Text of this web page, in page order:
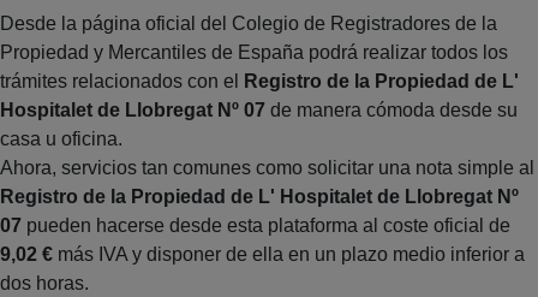
Desde la página oficial del Colegio de Registradores de la
Propiedad y Mercantiles de España podrá realizar todos los
trámites relacionados con el
Registro de la Propiedad de L'
Hospitalet de Llobregat Nº 07 de manera cómoda desde su
casa u oficina.
Ahora, servicios tan comunes como solicitar una nota simple al
Registro de la Propiedad de L' Hospitalet de Llobregat Nº
07 pueden hacerse desde esta plataforma al coste oficial de
9,02 € más IVA y disponer de ella en un plazo medio inferior a
dos horas.